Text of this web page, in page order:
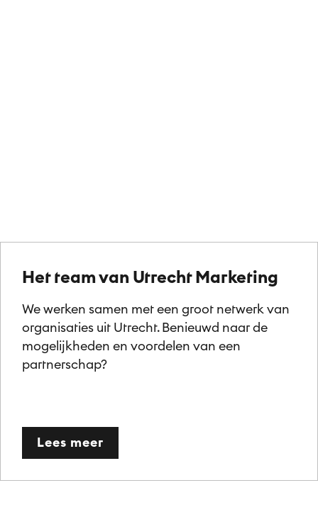
Het team van Utrecht Marketing
We werken samen met een groot netwerk van
organisaties uit Utrecht. Benieuwd naar de
mogelijkheden en voordelen van een
partnerschap?
Lees meer